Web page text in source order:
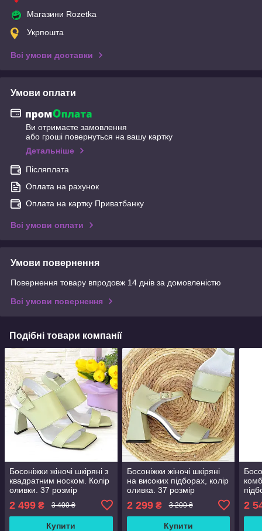
Магазини Rozetka
Укрпошта
Всі умови доставки
Умови оплати
Ви отримаєте замовлення
або гроші повернуться на вашу картку
Детальніше
Післяплата
Оплата на рахунок
Оплата на картку Приватбанку
Всі умови оплати
Умови повернення
Повернення товару впродовж 14 днів за домовленістю
Всі умови повернення
Подібні товари компанії
Босоніжки жіночі шкіряні з
квадратним носком. Колір
оливки. 37 розмір
2 499 ₴ 3 400 ₴
Купити
Босоніжки жіночі шкіряні
на високих підборах, колір
оливка. 37 розмір
2 299₴ 3 200 ₴
Купити
2